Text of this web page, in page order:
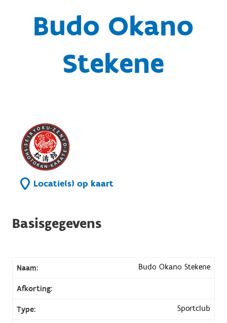
Budo Okano
Stekene
Locatie(s) op kaart
Basisgegevens
Naam: Budo Okano Stekene
Afkorting:
Type: Sportclub